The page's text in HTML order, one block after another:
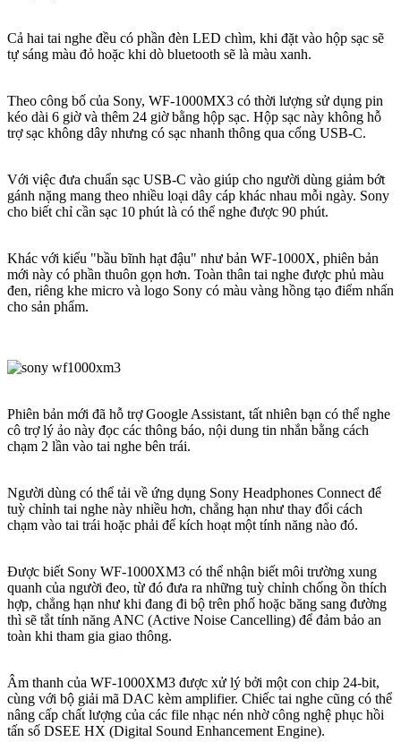
Cả hai tai nghe đều có phần đèn LED chìm, khi đặt vào hộp sạc sẽ
tự sáng màu đỏ hoặc khi dò bluetooth sẽ là màu xanh.
Theo công bố của Sony, WF-1000MX3 có thời lượng sử dụng pin
kéo dài 6 giờ và thêm 24 giờ bằng hộp sạc. Hộp sạc này không hỗ
trợ sạc không dây nhưng có sạc nhanh thông qua cổng USB-C.
Với việc đưa chuẩn sạc USB-C vào giúp cho người dùng giảm bớt
gánh nặng mang theo nhiều loại dây cáp khác nhau mỗi ngày. Sony
cho biết chỉ cần sạc 10 phút là có thể nghe được 90 phút.
Khác với kiểu "bầu bĩnh hạt đậu" như bản WF-1000X, phiên bản
mới này có phần thuôn gọn hơn. Toàn thân tai nghe được phủ màu
đen, riêng khe micro và logo Sony có màu vàng hồng tạo điểm nhấn
cho sản phẩm.
Phiên bản mới đã hỗ trợ Google Assistant, tất nhiên bạn có thể nghe
cô trợ lý ảo này đọc các thông báo, nội dung tin nhắn bằng cách
chạm 2 lần vào tai nghe bên trái.
Người dùng có thể tải về ứng dụng Sony Headphones Connect để
tuỳ chỉnh tai nghe này nhiều hơn, chẳng hạn như thay đổi cách
chạm vào tai trái hoặc phải để kích hoạt một tính năng nào đó.
Được biết Sony WF-1000XM3 có thể nhận biết môi trường xung
quanh của người đeo, từ đó đưa ra những tuỳ chỉnh chống ồn thích
hợp, chẳng hạn như khi đang đi bộ trên phố hoặc băng sang đường
thì sẽ tắt tính năng ANC (Active Noise Cancelling) để đảm bảo an
toàn khi tham gia giao thông.
Âm thanh của WF-1000XM3 được xử lý bởi một con chip 24-bit,
cùng với bộ giải mã DAC kèm amplifier. Chiếc tai nghe cũng có thể
nâng cấp chất lượng của các file nhạc nén nhờ công nghệ phục hồi
tấn số DSEE HX (Digital Sound Enhancement Engine).